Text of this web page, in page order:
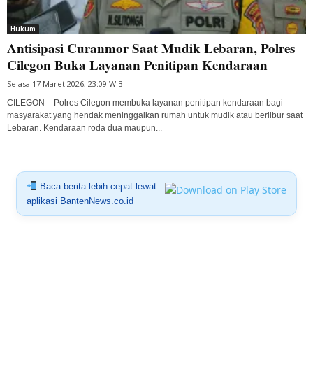
Hukum
Antisipasi Curanmor Saat Mudik Lebaran, Polres
Cilegon Buka Layanan Penitipan Kendaraan
Selasa 17 Maret 2026, 23:09 WIB
CILEGON – Polres Cilegon membuka layanan penitipan kendaraan bagi
masyarakat yang hendak meninggalkan rumah untuk mudik atau berlibur saat
Lebaran. Kendaraan roda dua maupun...
Baca berita lebih cepat lewat
aplikasi BantenNews.co.id